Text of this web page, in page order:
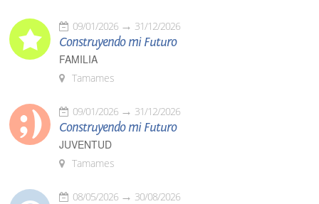
09/01/2026 31/12/2026
Construyendo mi Futuro
FAMILIA
Tamames
09/01/2026 31/12/2026
Construyendo mi Futuro
JUVENTUD
Tamames
08/05/2026 30/08/2026